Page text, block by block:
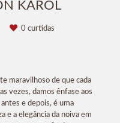
KAROL
0curtidas
maravilhoso de que cada
vezes, damos ênfase aos
e depois, é uma
e a elegância da noiva em